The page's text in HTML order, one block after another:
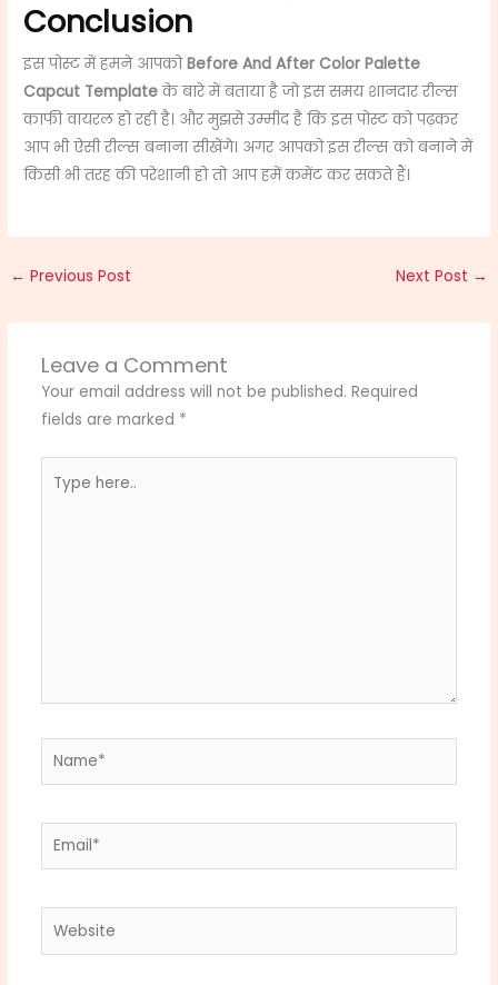
Conclusion
इस पोस्ट में हमने आपकोBefore And After Color Palette
Capcut Templateके बारे में बताया है जो इस समय शानदार रील्स
काफी वायरल हो रही है। और मुझसे उम्मीद है कि इस पोस्ट को पढ़कर
आप भी ऐसी रील्स बनाना सीखेंगे। अगर आपको इस रील्स को बनाने में
किसी भी तरह की परेशानी हो तो आप हमें कमेंट कर सकते हैं।
← Previous Post Next Post →
Leave a Comment
Your email address will not be published. Required
fields are marked *
here..
Name*
Email*
Website